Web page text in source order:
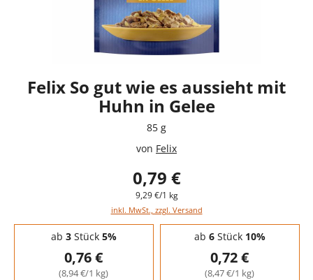
Felix So gut wie es aussieht mit
Huhn in Gelee
85 g
von Felix
0,79 €
9,29 €/1 kg
inkl. MwSt., zzgl. Versand
Staffelpreise - Mengenrabatt
ab 3Stück 5%
0,76 €
(8,94 €/1 kg)
ab 6Stück 10%
0,72 €
(8,47 €/1 kg)